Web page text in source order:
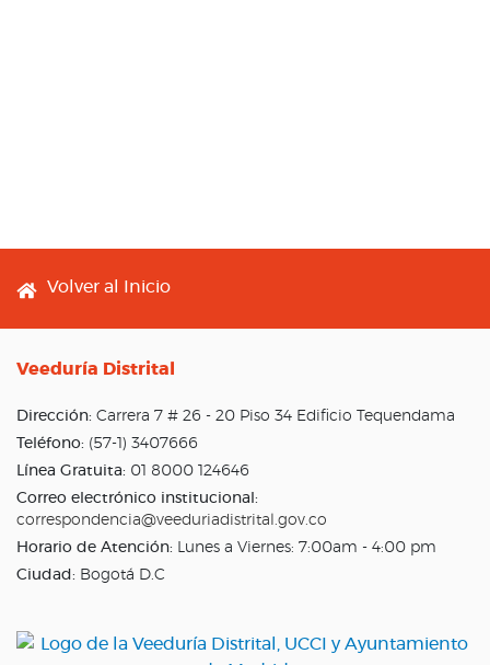
Footer menu
Volver al Inicio
Veeduría Distrital
Dirección: Carrera 7 # 26 - 20 Piso 34 Edificio Tequendama
Teléfono: (57-1) 3407666
Línea Gratuita: 01 8000 124646
Correo electrónico institucional:
correspondencia@veeduriadistrital.gov.co
Horario de Atención: Lunes a Viernes: 7:00am - 4:00 pm
Ciudad: Bogotá D.C